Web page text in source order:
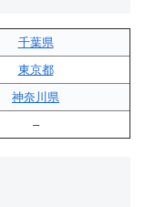
千葉県
東京都
神奈川県
–